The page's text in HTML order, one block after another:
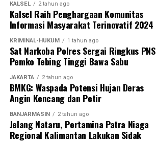
KALSEL 2 tahun ago
Kalsel Raih Penghargaan Komunitas
Informasi Masyarakat Terinovatif 2024
KRIMINAL-HUKUM 1 tahun ago
Sat Narkoba Polres Sergai Ringkus PNS
Pemko Tebing Tinggi Bawa Sabu
JAKARTA 2 tahun ago
BMKG: Waspada Potensi Hujan Deras
Angin Kencang dan Petir
BANJARMASIN 2 tahun ago
Jelang Nataru, Pertamina Patra Niaga
Regional Kalimantan Lakukan Sidak